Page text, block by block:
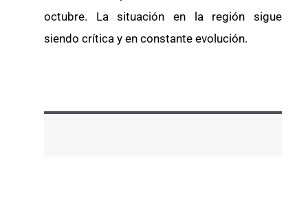
octubre. La situación en la región sigue
siendo crítica y en constante evolución.